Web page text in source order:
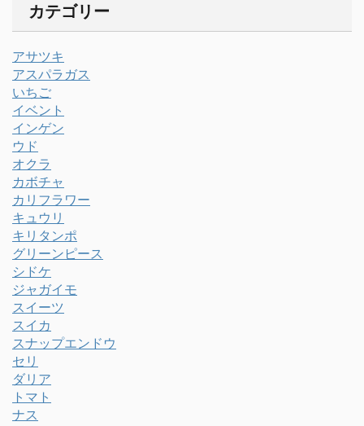
カテゴリー
アサツキ
アスパラガス
いちご
イベント
インゲン
ウド
オクラ
カボチャ
カリフラワー
キュウリ
キリタンポ
グリーンピース
シドケ
ジャガイモ
スイーツ
スイカ
スナップエンドウ
セリ
ダリア
トマト
ナス